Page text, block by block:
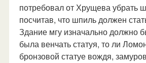
потребовал от Хрущева убрать
посчитав, что шпиль должен
Здание мгу изначально должно
была венчать статуя, то ли
бронзовой статуе вождя,